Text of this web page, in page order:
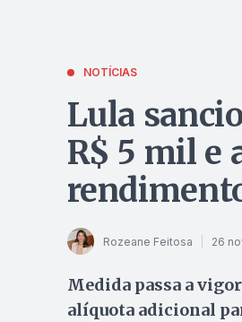
NOTÍCIAS
Lula
R$ 5 mil e
Rozeane Feitosa 26
Medida passa a
alíquota adicional